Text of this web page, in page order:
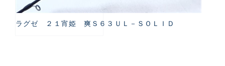
ラグゼ ２１宵姫 爽Ｓ６３ＵＬ－ＳＯＬＩＤ